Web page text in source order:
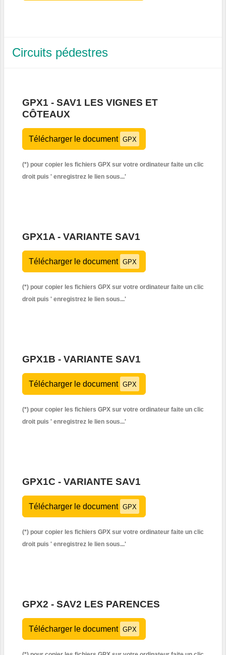
Circuits pédestres
GPX1 - SAV1 LES VIGNES ET
CÔTEAUX
Télécharger le document GPX
(*) pour copier les fichiers GPX sur votre ordinateur faite un clic
droit puis ' enregistrez le lien sous...'
GPX1A - VARIANTE SAV1
Télécharger le document GPX
(*) pour copier les fichiers GPX sur votre ordinateur faite un clic
droit puis ' enregistrez le lien sous...'
GPX1B - VARIANTE SAV1
Télécharger le document GPX
(*) pour copier les fichiers GPX sur votre ordinateur faite un clic
droit puis ' enregistrez le lien sous...'
GPX1C - VARIANTE SAV1
Télécharger le document GPX
(*) pour copier les fichiers GPX sur votre ordinateur faite un clic
droit puis ' enregistrez le lien sous...'
GPX2 - SAV2 LES PARENCES
Télécharger le document GPX